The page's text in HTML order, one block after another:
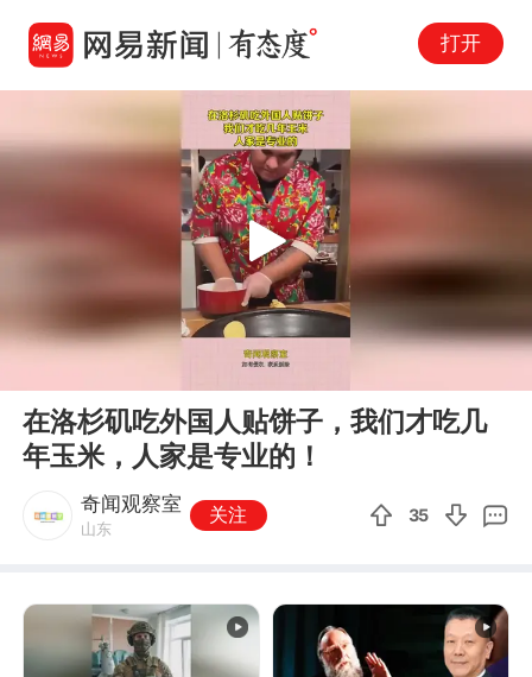
打开
Play
在洛杉矶吃外国人贴饼子，我们才吃几
年玉米，人家是专业的！
奇闻观察室
山东
关注 35